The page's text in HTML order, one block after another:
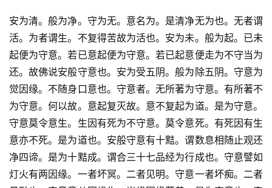
安为清。般为净。守为无。意名为。是清净无为也。无者谓
活。为者谓生。不复得苦故为活也。安为未。般为起。已未
起便为守意。若已意起便为守意。若已起意便走为不守当为
还。故佛说安般守意也。安为受五阴。般为除五阴。守意为
觉因缘。不随身口意也。守意者。无所著为守意。有所著不
为守意。何以故。意起复灭故。意不复起为道。是为守意。
守意莫令意生。生因有死为不守意。莫令意死。有死因有生
意亦不死。是为道也。安般守意有十黠。谓数息相随止观还
净四谛。是为十黠成。谓合三十七品经为行成也。守意譬如
灯火有两因缘。一者坏冥。二者见明。守意一者坏痴。二者